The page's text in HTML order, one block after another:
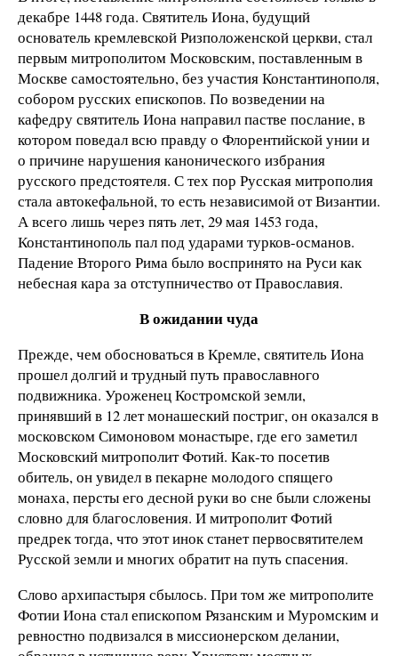
декабре 1448 года. Святитель Иона, будущий
основатель кремлевской Ризположенской церкви, стал
первым митрополитом Московским, поставленным в
Москве самостоятельно, без участия Константинополя,
собором русских епископов. По возведении на
кафедру святитель Иона направил пастве послание, в
котором поведал всю правду о Флорентийской унии и
о причине нарушения канонического избрания
русского предстоятеля. С тех пор Русская митрополия
стала автокефальной, то есть независимой от Византии.
А всего лишь через пять лет, 29 мая 1453 года,
Константинополь пал под ударами турков-османов.
Падение Второго Рима было воспринято на Руси как
небесная кара за отступничество от Православия.
В ожидании чуда
Прежде, чем обосноваться в Кремле, святитель Иона
прошел долгий и трудный путь православного
подвижника. Уроженец Костромской земли,
принявший в 12 лет монашеский постриг, он оказался в
московском Симоновом монастыре, где его заметил
Московский митрополит Фотий. Как-то посетив
обитель, он увидел в пекарне молодого спящего
монаха, персты его десной руки во сне были сложены
словно для благословения. И митрополит Фотий
предрек тогда, что этот инок станет первосвятителем
Русской земли и многих обратит на путь спасения.
Слово архипастыря сбылось. При том же митрополите
Фотии Иона стал епископом Рязанским и Муромским и
ревностно подвизался в миссионерском делании,